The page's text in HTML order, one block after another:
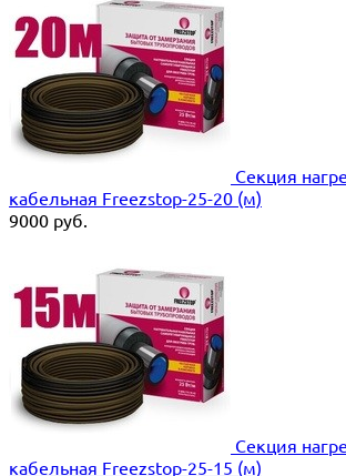
Секция
кабельная Freezstop-25-20 (м)
9000 руб.
Секция
кабельная Freezstop-25-15 (м)